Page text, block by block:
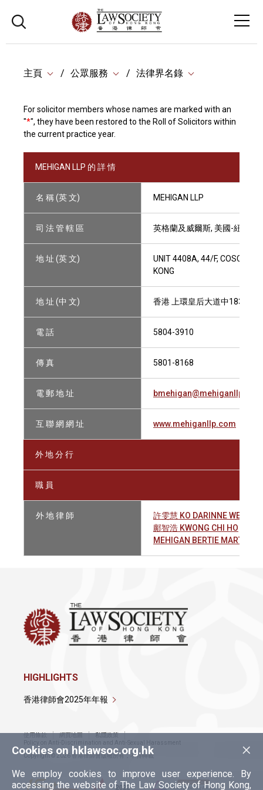
主頁 公眾服務 法律界名錄
For solicitor members whose names are marked with an
"*", they have been restored to the Roll of Solicitors within
the current practice year.
MEHIGAN LLP 的 詳 情
名 稱 (英 文) MEHIGAN LLP
司 法 管 轄 區 英格蘭及威爾斯, 美國-紐約(
地 址 (英 文)
UNIT 4408A, 44/F, COSCO
KONG
地 址 (中 文) 香港 上環皇后大道中183號
電 話 5804-3910
傳 真 5801-8168
電 郵 地 址 bmehigan@mehiganllp.com
互 聯 網 網 址 www.mehiganllp.com
外 地 分 行
職 員
外 地 律 師
許雯慧 KO DARINNE WEN HUI
鄺智浩 KWONG CHI HO
MEHIGAN BERTIE MARTIN
×
Cookies on hklawsoc.org.hk
We employ cookies to improve user experience. By
accessing the website of The Law Society of Hong Kong,
HIGHLIGHTS
香港律師會2025年年報
使用條款 網頁地圖
私隱政策
Policy on Anti-Discrimination and Anti-Sexual Harassment
Copyright © 2026 香港律師會版權所有，不得轉載